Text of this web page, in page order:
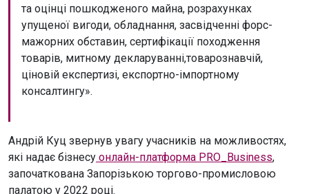
та оцінці пошкодженого майна, розрахунках
упущеної вигоди, обладнання, засвідченні форс-
мажорних обставин, сертифікації походження
товарів, митному декларуванні,товарознавчій,
ціновій експертизі, експортно-імпортному
консалтингу».
Андрій Куц звернув увагу учасників на можливостях,
які надає бізнесу онлайн-платформа PRO_Business,
започаткована Запорізькою торгово-промисловою
палатою у 2022 році.